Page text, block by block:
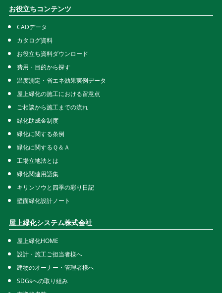
お役立ちコンテンツ
CADデータ
カタログ資料
お役立ち資料ダウンロード
費用・目的から探す
温度測定・省エネ効果実例データ
屋上緑化の施工における留意点
ご相談から施工までの流れ
緑化助成金制度
緑化に関する条例
緑化に関するＱ＆Ａ
工場立地法とは
緑化関連用語集
キリンソウと四季の彩り日記
壁面緑化設計ノート
屋上緑化システム株式会社
屋上緑化HOME
設計・施工ご担当者様へ
建物のオーナー・管理者様へ
SDGsへの取り組み